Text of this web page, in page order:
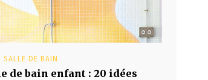
SALLE DE BAIN
de bain enfant : 20 idées